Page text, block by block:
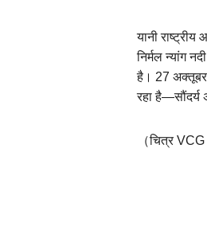
यानी
निर्मल न्यांग
है। 27 अक्तूबर
रहा
（चित्र VCG